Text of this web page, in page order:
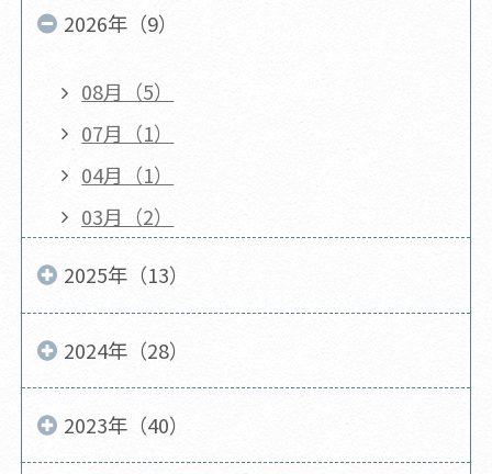
2026年（9）
08月（5）
07月（1）
04月（1）
03月（2）
2025年（13）
2024年（28）
2023年（40）